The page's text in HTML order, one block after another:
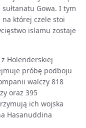
Gowa. I tym
na której czele stoi
islamu zostaje
Holenderskiej
próbę podboju
walczy 818
oraz 395
ich wojska
Hasanuddina